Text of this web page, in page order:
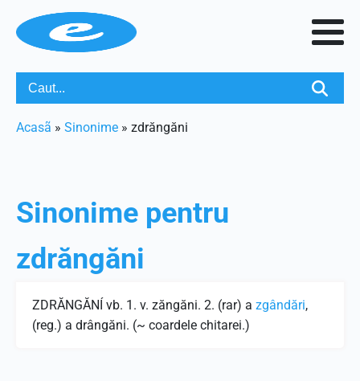
Acasã » Sinonime » zdrăngăni
Sinonime pentru
zdrăngăni
ZDRĂNGĂNÍ vb. 1. v. zăngăni. 2. (rar) a zgândări,
(reg.) a drângăni. (~ coardele chitarei.)